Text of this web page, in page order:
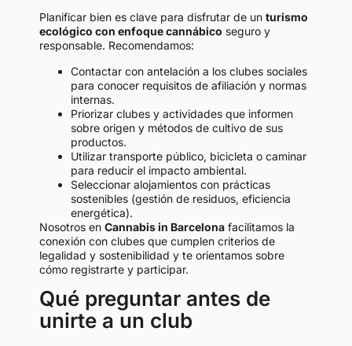
Planificar bien es clave para disfrutar de un turismo
ecológico con enfoque cannábico seguro y
responsable. Recomendamos:
Contactar con antelación a los clubes sociales
para conocer requisitos de afiliación y normas
internas.
Priorizar clubes y actividades que informen
sobre origen y métodos de cultivo de sus
productos.
Utilizar transporte público, bicicleta o caminar
para reducir el impacto ambiental.
Seleccionar alojamientos con prácticas
sostenibles (gestión de residuos, eficiencia
energética).
Nosotros en Cannabis in Barcelona facilitamos la
conexión con clubes que cumplen criterios de
legalidad y sostenibilidad y te orientamos sobre
cómo registrarte y participar.
Qué preguntar antes de
unirte a un club